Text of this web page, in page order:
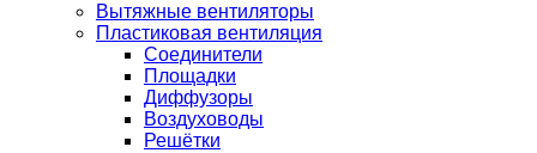
Вытяжные вентиляторы
Пластиковая вентиляция
Соединители
Площадки
Диффузоры
Воздуховоды
Решётки